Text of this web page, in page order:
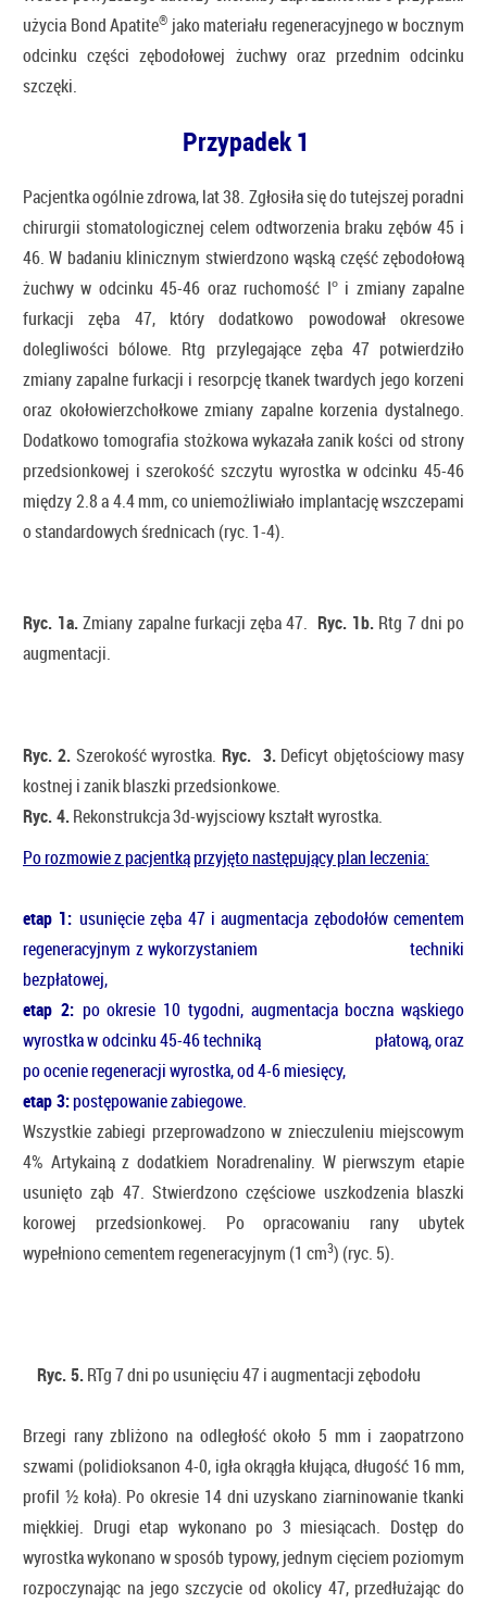
użycia Bond Apatite® jako materiału regeneracyjnego w bocznym
odcinku części zębodołowej żuchwy oraz przednim odcinku
szczęki.
Przypadek 1
Pacjentka ogólnie zdrowa, lat 38. Zgłosiła się do tutejszej poradni
chirurgii stomatologicznej celem odtworzenia braku zębów 45 i
46. W badaniu klinicznym stwierdzono wąską część zębodołową
żuchwy w odcinku 45-46 oraz ruchomość Iº i zmiany zapalne
furkacji zęba 47, który dodatkowo powodował okresowe
dolegliwości bólowe. Rtg przylegające zęba 47 potwierdziło
zmiany zapalne furkacji i resorpcję tkanek twardych jego korzeni
oraz okołowierzchołkowe zmiany zapalne korzenia dystalnego.
Dodatkowo tomografia stożkowa wykazała zanik kości od strony
przedsionkowej i szerokość szczytu wyrostka w odcinku 45-46
między 2.8 a 4.4 mm, co uniemożliwiało implantację wszczepami
o standardowych średnicach (ryc. 1-4).
Ryc. 1a.Zmiany zapalne furkacji zęba 47. Ryc. 1b. Rtg 7 dni po
augmentacji.
Ryc. 2. Szerokość wyrostka. Ryc. 3.Deficyt objętościowy masy
kostnej i zanik blaszki przedsionkowe.
Ryc. 4.Rekonstrukcja 3d-wyjsciowy kształt wyrostka.
Po rozmowie z pacjentką przyjęto następujący plan leczenia:
etap 1: usunięcie zęba 47 i augmentacja zębodołów cementem
regeneracyjnym z wykorzystaniem techniki
bezpłatowej,
etap 2: po okresie 10 tygodni, augmentacja boczna wąskiego
wyrostka w odcinku 45-46 techniką płatową, oraz
po ocenie regeneracji wyrostka, od 4-6 miesięcy,
etap 3:postępowanie zabiegowe.
Wszystkie zabiegi przeprowadzono w znieczuleniu miejscowym
4% Artykainą z dodatkiem Noradrenaliny. W pierwszym etapie
usunięto ząb 47. Stwierdzono częściowe uszkodzenia blaszki
korowej przedsionkowej. Po opracowaniu rany ubytek
wypełniono cementem regeneracyjnym (1 cm3) (ryc. 5).
Ryc. 5.RTg 7 dni po usunięciu 47 i augmentacji zębodołu
Brzegi rany zbliżono na odległość około 5 mm i zaopatrzono
szwami (polidioksanon 4-0, igła okrągła kłująca, długość 16 mm,
profil ½ koła). Po okresie 14 dni uzyskano ziarninowanie tkanki
miękkiej. Drugi etap wykonano po 3 miesiącach. Dostęp do
wyrostka wykonano w sposób typowy, jednym cięciem poziomym
rozpoczynając na jego szczycie od okolicy 47, przedłużając do